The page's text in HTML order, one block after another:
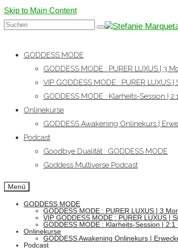
Skip to Main Content
Suchen
GODDESS MODE
GODDESS MODE : PURER LUXUS | 3
VIP GODDESS MODE : PURER LUXUS
GODDESS MODE : Klarheits-Session |
Onlinekurse
GODDESS Awakening Onlinekurs |
Podcast
Goodbye Dualität : GODDESS MODE
Goddess Multiverse Podcast
Menü
GODDESS MODE
GODDESS MODE : PURER LUXUS | 3
VIP GODDESS MODE : PURER LUXUS |
GODDESS MODE : Klarheits-Session | 2:1
Onlinekurse
GODDESS Awakening Onlinekurs |
Podcast